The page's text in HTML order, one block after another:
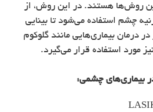
روش‌ها هستند. در این روش، از
چشم استفاده می‌شود تا بینایی
درمان بیماری‌هایی مانند گلوکوم
مورد استفاده قرار می‌گیرد.
بیماری‌های چشمی: